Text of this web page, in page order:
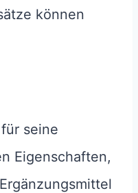
können
seine
Eigenschaften,